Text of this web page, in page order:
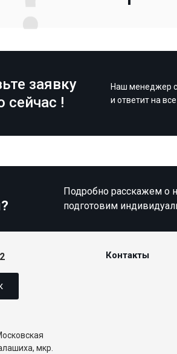
заявку
сейчас !
Наш менеджер
и ответит на
Подробно расскажем о
подготовим
мкр.
Контакты